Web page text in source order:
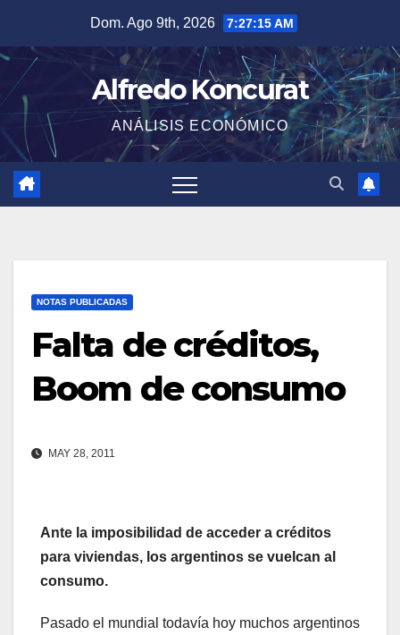
contenido
Dom. Ago 9th, 2026 7:27:15 AM
Alfredo Koncurat
ANÁLISIS ECONÓMICO
NOTAS PUBLICADAS
Falta de créditos,
Boom de consumo
MAY 28, 2011
Ante la imposibilidad de acceder a créditos
para viviendas, los argentinos se vuelcan al
consumo.
Pasado el mundial todavía hoy muchos argentinos